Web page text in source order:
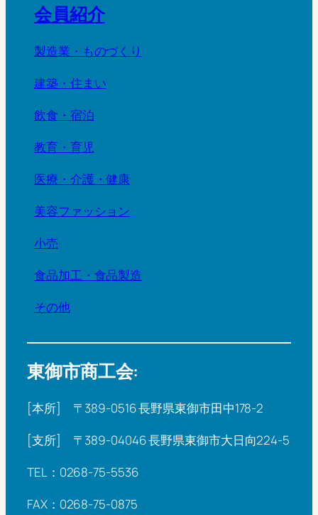
会員紹介
製造業・ものづくり
建築・住まい
飲食・宿泊
教育・育児
医療・介護・健康
美容ファッション
小売
食品加工・食品製造
その他
東御市商工会:
[本所] 〒389-0516 長野県東御市田中178-2
[支所] 〒389-04046 長野県東御市大日向224-5
TEL：0268-75-5536
FAX：0268-75-0875